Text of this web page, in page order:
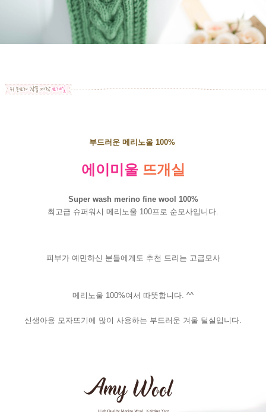
부드러운 메리노울 100%
에이미울 뜨개실
Super wash merino fine wool 100%
최고급 슈퍼워시 메리노울 100프로 순모사입니다.
피부가 예민하신 분들에게도 추천 드리는 고급모사
메리노울 100%여서 따뜻합니다. ^^
신생아용 모자뜨기에 많이 사용하는 부드러운 겨울 털실입니다.